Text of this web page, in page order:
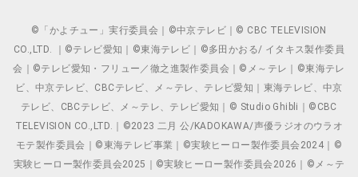
©「かよチュー」実行委員会｜©中京テレビ｜© CBC TELEVISION
CO.,LTD. ｜©テレビ愛知｜©東海テレビ｜©多田かおる/ イタキス製作委員
会｜©テレビ愛知・フリュー／徹之進製作委員会｜©メ～テレ｜©東海テレ
ビ、中京テレビ、CBCテレビ、メ～テレ、テレビ愛知｜東海テレビ、中京
テレビ、CBCテレビ、メ～テレ、テレビ愛知｜© Studio Ghibli｜©CBC
TELEVISION CO.,LTD.｜©2023 二月 公/KADOKAWA/声優ラジオのウラオ
モテ製作委員会｜©東海テレビ事業｜©実験ヒーロー製作委員会2024｜©
実験ヒーロー製作委員会2025｜©実験ヒーロー製作委員会2026｜©メ～テ